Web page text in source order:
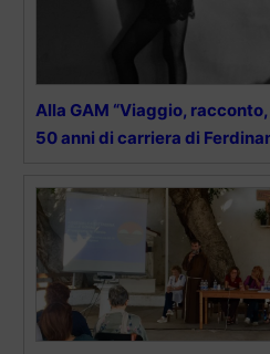
Alla GAM “Viaggio,
50 anni di carriera di